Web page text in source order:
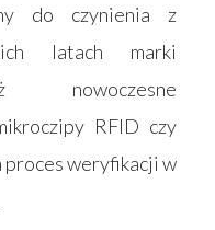
do czynienia z
latach marki
nowoczesne
RFID czy
proces weryfikacji w